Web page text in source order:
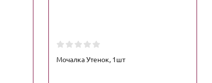
Мочалка Утенок, 1шт